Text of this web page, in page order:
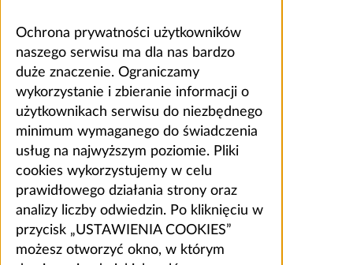
Ochrona prywatności użytkowników
naszego serwisu ma dla nas bardzo
duże znaczenie. Ograniczamy
wykorzystanie i zbieranie informacji o
użytkownikach serwisu do niezbędnego
minimum wymaganego do świadczenia
usług na najwyższym poziomie. Pliki
cookies wykorzystujemy w celu
prawidłowego działania strony oraz
analizy liczby odwiedzin. Po kliknięciu w
przycisk „USTAWIENIA COOKIES”
możesz otworzyć okno, w którym